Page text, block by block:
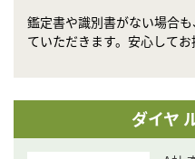
鑑定書や識別書がない場合
ていただきます。安心してお
ダイヤ